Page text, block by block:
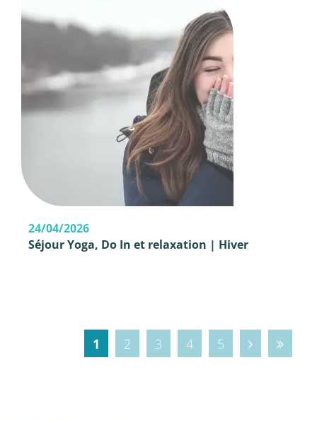
24/04/2026
Séjour Yoga, Do In et relaxation | Hiver
1 2 3 4 5